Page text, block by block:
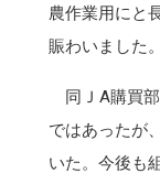
農作業用にと
賑わいました。
同ＪA購買
ではあったが
いた。今後も